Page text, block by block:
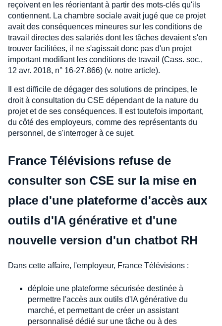
reçoivent en les réorientant à partir des mots-clés qu'ils
contiennent. La chambre sociale avait jugé que ce projet
avait des conséquences mineures sur les conditions de
travail directes des salariés dont les tâches devaient s'en
trouver facilitées, il ne s'agissait donc pas d'un projet
important modifiant les conditions de travail (Cass. soc.,
12 avr. 2018, n° 16-27.866) (v. notre article).
Il est difficile de dégager des solutions de principes, le
droit à consultation du CSE dépendant de la nature du
projet et de ses conséquences. Il est toutefois important,
du côté des employeurs, comme des représentants du
personnel, de s'interroger à ce sujet.
France Télévisions refuse de
consulter son CSE sur la mise en
place d'une plateforme d'accès aux
outils d'IA générative et d'une
nouvelle version d'un chatbot RH
Dans cette affaire, l'employeur, France Télévisions :
déploie une plateforme sécurisée destinée à
permettre l'accès aux outils d'IA générative du
marché, et permettant de créer un assistant
personnalisé dédié sur une tâche ou à des